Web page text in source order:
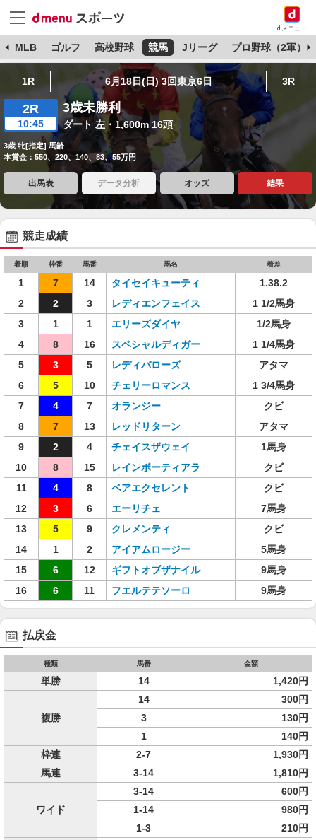
dメニュー
MLB ゴルフ 高校野球 競馬 Jリーグ プロ野球（2軍）
1R 6月18日(日) 3回東京6日 3R
2R
10:45
3歳未勝利
ダート 左・1,600m 16頭
3歳 牝[指定] 馬齢
本賞金：550、220、140、83、55万円
出馬表 データ分析 オッズ 結果
競走成績
着順 枠番 馬番 馬名 着差
1 7 14 タイセイキューティ
1.38.2
2
2 3 レディエンフェイス
1 1/2馬身
3
1 1 エリーズダイヤ
1/2馬身
4
8 16 スペシャルディガー
1 1/4馬身
5
3 5 レディバローズ
アタマ
6
5 10 チェリーロマンス
1 3/4馬身
7
4 7 オランジー
クビ
8
7 13 レッドリターン
アタマ
9
2 4 チェイスザウェイ
1馬身
10
8 15 レインボーティアラ
クビ
11
4 8 ベアエクセレント
クビ
12
3 6 エーリチェ
7馬身
13
5 9 クレメンティ
クビ
14
1 2 アイアムロージー
5馬身
15
6 12 ギフトオブザナイル
9馬身
16
6 11 フエルテテソーロ 9馬身
払戻金
種類 馬番 金額
単勝 14 1,420円
複勝
14
300円
3
130円
1
140円
枠連
2-7
1,930円
馬連
3-14 1,810円
ワイド
3-14
600円
1-14
980円
1-3
210円